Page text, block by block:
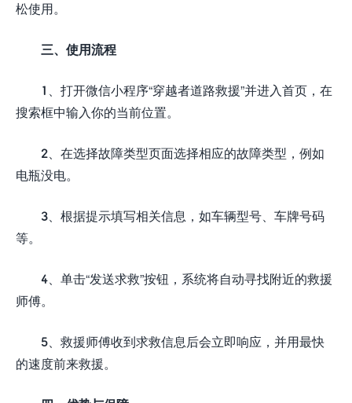
松使用。
三、使用流程
1、打开微信小程序“穿越者道路救援”并进入首页，在
搜索框中输入你的当前位置。
2、在选择故障类型页面选择相应的故障类型，例如
电瓶没电。
3、根据提示填写相关信息，如车辆型号、车牌号码
等。
4、单击“发送求救”按钮，系统将自动寻找附近的救援
师傅。
5、救援师傅收到求救信息后会立即响应，并用最快
的速度前来救援。